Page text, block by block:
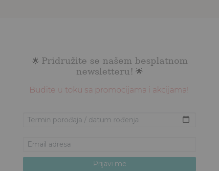
🌟 Pridružite se našem besplatnom
newsletteru! 🌟
Budite u toku sa promocijama i akcijama!